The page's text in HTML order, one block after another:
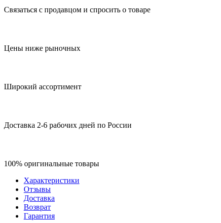
Связаться с продавцом и спросить о товаре
Цены ниже рыночных
Широкий ассортимент
Доставка 2-6 рабочих дней по России
100% оригинальные товары
Характеристики
Отзывы
Доставка
Возврат
Гарантия